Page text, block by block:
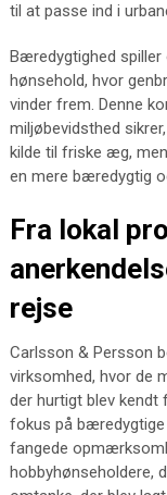
til at passe ind i
Bæredygtighed
hønsehold, hvor
vinder frem. Denne
miljøbevidsthed
kilde til friske æg,
en mere bæredygtig
Fra lokal
rejse
Carlsson & Persson
virksomhed, hvor de
der hurtigt blev kendt
fokus på
fangede
hobbyhønseholdere,